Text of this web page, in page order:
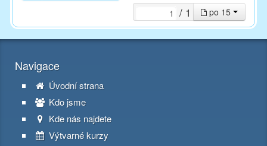
po 15
/ 1
Navigace
Úvodní strana
Kdo jsme
Kde nás najdete
Výtvarné kurzy